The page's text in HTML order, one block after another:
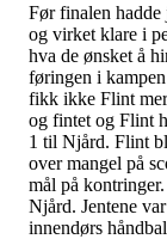
Før finalen
og virket klare i
hva de ønsket å
føringen i
fikk ikke Flint mer
og fintet og Flint
1 til Njård. Flint
over mangel på
mål på
Njård. Jentene
innendørs